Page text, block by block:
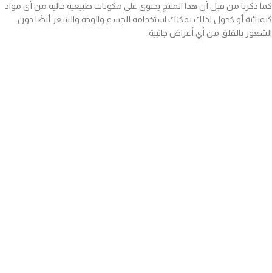
كما ذكرنا من قبل أن هذا المنتج يحتوي على مكونات طبيعية خالية من أي مواد
كيميائية أو كحول لذلك يمكنك استخدامه للجسم والوجه والشعر أيضًا دون
الشعور بالقلق من أي أعراض جانبية.